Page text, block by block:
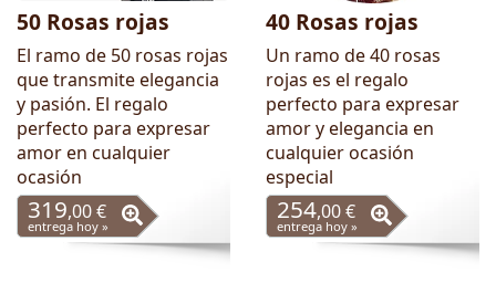
50 Rosas rojas
El ramo de 50 rosas rojas
que transmite elegancia
y pasión. El regalo
perfecto para expresar
amor en cualquier
ocasión
319,00 €
entrega hoy »
40 Rosas rojas
Un ramo de 40 rosas
rojas es el regalo
perfecto para expresar
amor y elegancia en
cualquier ocasión
especial
254,00 €
entrega hoy »